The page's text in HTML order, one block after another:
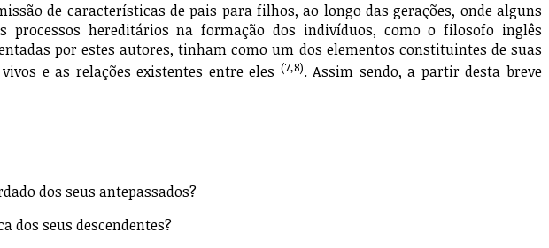
de características de pais para filhos, ao longo das gerações, onde alguns
processos hereditários na formação dos indivíduos, como o filosofo inglês
por estes autores, tinham como um dos elementos constituintes de suas
e as relações existentes entre eles (7,8). Assim sendo, a partir desta breve
dos seus antepassados?
dos seus descendentes?